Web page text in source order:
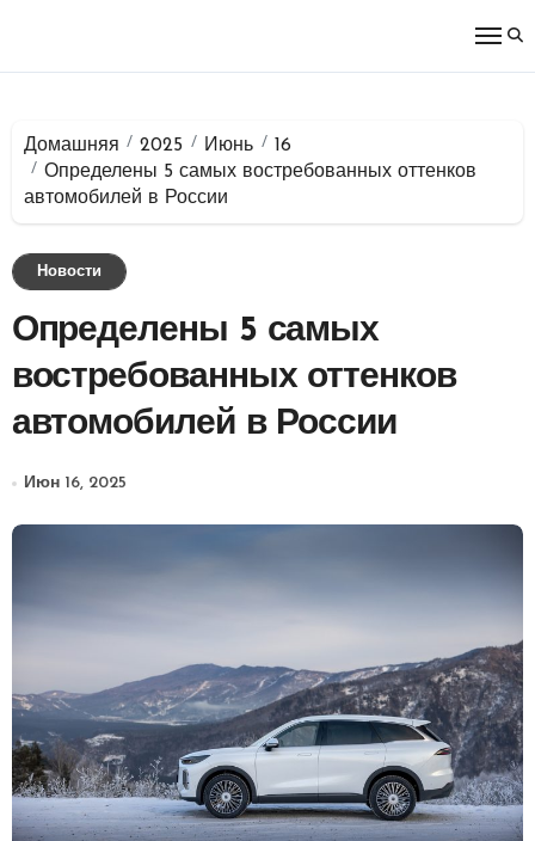
Домашняя 2025 Июнь
16
Определены 5 самых востребованных оттенков
автомобилей в России
Новости
Определены 5 самых
востребованных оттенков
автомобилей в России
Июн 16, 2025